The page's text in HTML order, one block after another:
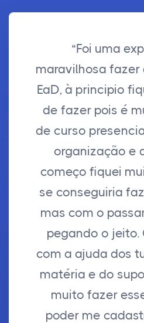
“Foi uma
maravilhosa fazer
EaD, à principio
de fazer pois é
de curso
organização e
começo fiquei
se conseguiria
mas com o
pegando o jeito.
com a ajuda dos
matéria e do
muito fazer
poder me